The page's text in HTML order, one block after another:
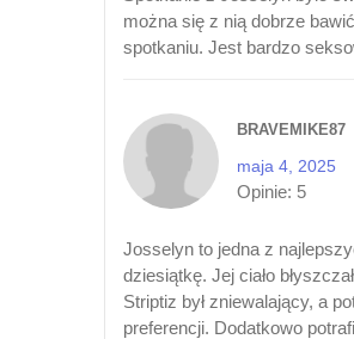
można się z nią dobrze
spotkaniu. Jest bardzo
BRAVEMIKE87
maja 4, 2025
Opinie: 5
Josselyn to jedna z
dziesiątkę. Jej ciało
Striptiz był zniewalający, a
preferencji. Dodatkowo